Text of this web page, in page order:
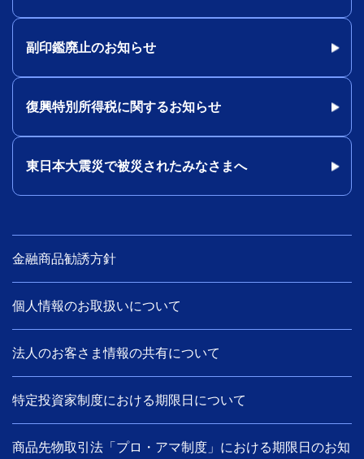
副印鑑廃止のお知らせ
復興特別所得税に関するお知らせ
東日本大震災で被災されたみなさまへ
金融商品勧誘方針
個人情報のお取扱いについて
法人のお客さま情報の共有について
特定投資家制度における期限日について
商品先物取引法「プロ・アマ制度」における期限日のお知